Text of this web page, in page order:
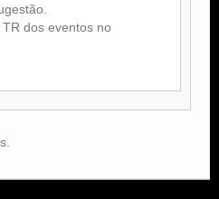
dos eventos no